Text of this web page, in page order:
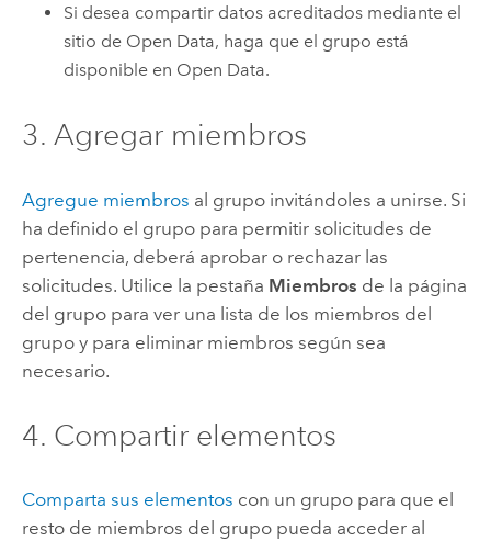
Si desea compartir datos acreditados mediante el
sitio de Open Data, haga que el grupo está
disponible en Open Data.
3. Agregar miembros
Agregue miembros al grupo invitándoles a unirse. Si
ha definido el grupo para permitir solicitudes de
pertenencia, deberá aprobar o rechazar las
solicitudes. Utilice la pestaña Miembros de la página
del grupo para ver una lista de los miembros del
grupo y para eliminar miembros según sea
necesario.
4. Compartir elementos
Comparta sus elementos con un grupo para que el
resto de miembros del grupo pueda acceder al